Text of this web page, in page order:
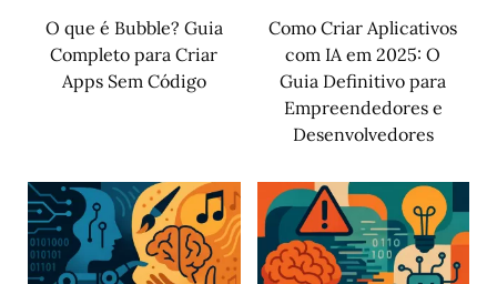
O que é Bubble? Guia
Completo para Criar
Apps Sem Código
Como Criar Aplicativos
com IA em 2025: O
Guia Definitivo para
Empreendedores e
Desenvolvedores